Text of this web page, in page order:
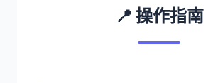
📍 操作指南